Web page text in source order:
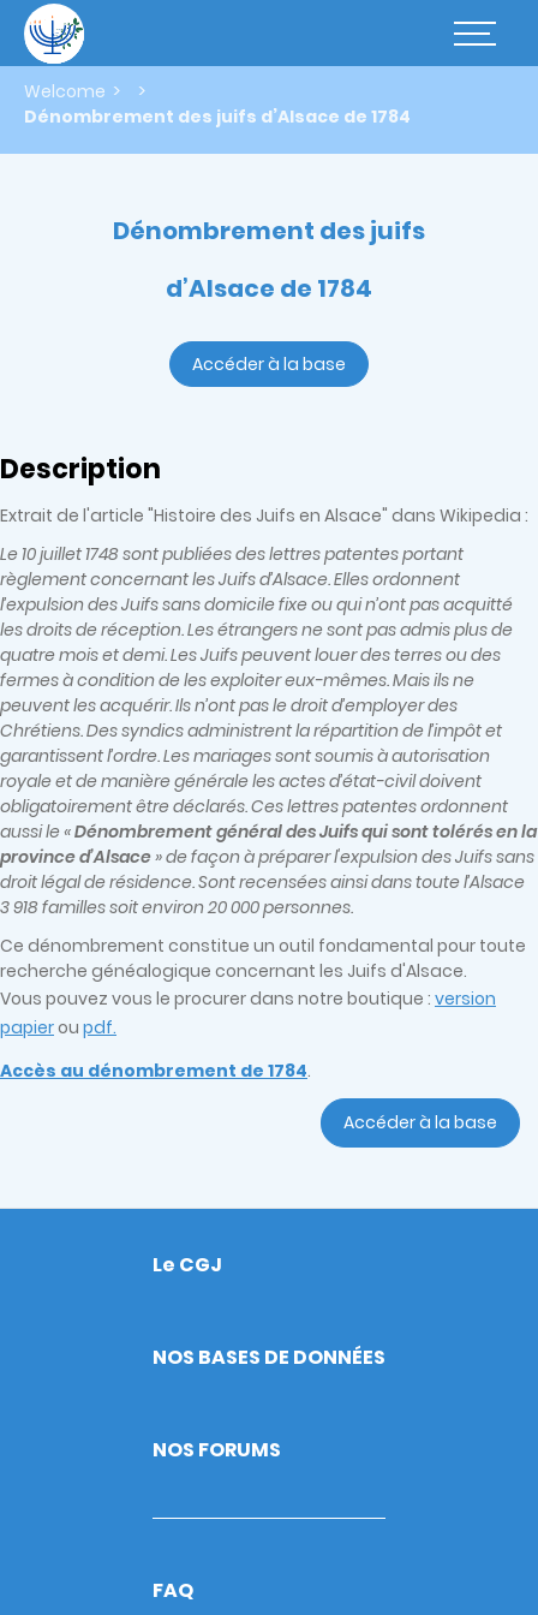
main
content
Basculer
Welcome
Dénombrement des juifs d’Alsace de 1784
Dénombrement des juifs
d’Alsace de 1784
Accéder à la base
Description
Extrait de l'article "Histoire des Juifs en Alsace" dans Wikipedia :
Le 10 juillet 1748 sont publiées des lettres patentes portant
règlement concernant les Juifs d’Alsace. Elles ordonnent
l’expulsion des Juifs sans domicile fixe ou qui n’ont pas acquitté
les droits de réception. Les étrangers ne sont pas admis plus de
quatre mois et demi. Les Juifs peuvent louer des terres ou des
fermes à condition de les exploiter eux-mêmes. Mais ils ne
peuvent les acquérir. Ils n’ont pas le droit d’employer des
Chrétiens. Des syndics administrent la répartition de l’impôt et
garantissent l’ordre. Les mariages sont soumis à autorisation
royale et de manière générale les actes d’état-civil doivent
obligatoirement être déclarés. Ces lettres patentes ordonnent
aussi le «Dénombrement général des Juifs qui sont tolérés en la
province d’Alsace» de façon à préparer l'expulsion des Juifs sans
droit légal de résidence. Sont recensées ainsi dans toute l’Alsace
3 918 familles soit environ 20 000 personnes.
Ce dénombrement constitue un outil fondamental pour toute
recherche généalogique concernant les Juifs d'Alsace.
Vous pouvez vous le procurer dans notre boutique : version
papierou pdf.
Accès au dénombrement de 1784.
Accéder à la base
Footer
Le CGJ
NOS BASES DE DONNÉES
NOS FORUMS
FAQ